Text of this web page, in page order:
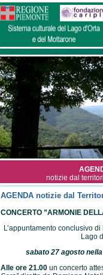
notizie dal
AGENDA notizie dal
CONCERTO ”ARMONIE
L’appuntamento conclusivo
Lago
sabato 27 agosto
Alle ore 21.00 un concerto